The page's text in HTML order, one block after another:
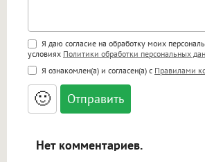
Поддержка HTML
<b>, <strong>, <u>, <i>, <em>,
<small>, <sup>, <sub>, <pre>,
<blockquote>, <code> экранирует
адреса URL автоматически
ссылками, и [img]адрес[/img]
Я даю согласие на обработку моих
условиях Политики обработки персональных
Я ознакомлен(а) и согласен(а) с Правилами
🙂
Нет комментариев.